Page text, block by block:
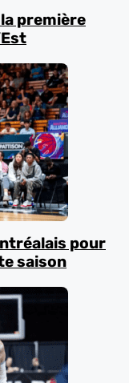
première
pour
saison